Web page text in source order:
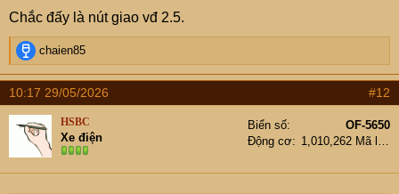
Chắc đấy là nút giao vđ 2.5.
R
e
a
t
i
o
n
s
chaien85
10:17 29/05/2026 #12
HSBC
Xe điện
Biển số
OF-5650
Động cơ
1,010,262 Mã lực